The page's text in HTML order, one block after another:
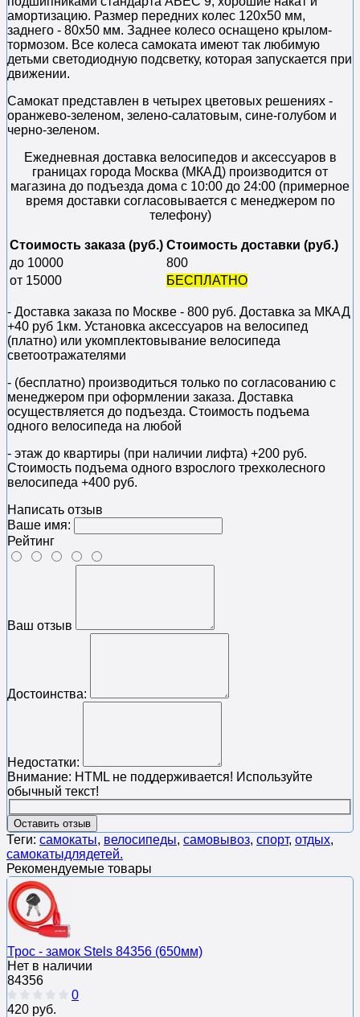
амортизацию. Размер передних колес 120х50 мм,
заднего - 80х50 мм. Заднее колесо оснащено крылом-
тормозом. Все колеса самоката имеют так любимую
детьми светодиодную подсветку, которая запускается при
движении.
Самокат представлен в четырех цветовых решениях -
оранжево-зеленом, зелено-салатовым, сине-голубом и
черно-зеленом.
Ежедневная доставка велосипедов и аксессуаров в
границах города Москва (МКАД) производится от
магазина до подъезда дома с 10:00 до 24:00 (примерное
время доставки согласовывается с менеджером по
телефону)
Стоимость заказа (руб.) Стоимость доставки (руб.)
до 10000
800
от 15000
БЕСПЛАТНО
- Доставка заказа по Москве - 800 руб. Доставка за МКАД
+40 руб 1км. Установка аксессуаров на велосипед
(платно) или укомплектовывание велосипеда
светоотражателями
- (бесплатно) производиться только по cогласованию с
менеджером при оформлении заказа. Доставка
осуществляется до подъезда. Стоимость подъема
одного велосипеда на любой
- этаж до квартиры (при наличии лифта) +200 руб.
Стоимость подъема одного взрослого трехколесного
велосипеда +400 руб.
Написать отзыв
Ваше имя:
Рейтинг
Ваш отзыв
Достоинства:
Недостатки:
Внимание: HTML не поддерживается! Используйте
обычный текст!
Оставить отзыв
Теги: самокаты, велосипеды, самовывоз, спорт, отдых,
самокатыдлядетей.
Рекомендуемые товары
Трос - замок Stels 84356 (650мм)
Нет в наличии
84356
0
420 руб.